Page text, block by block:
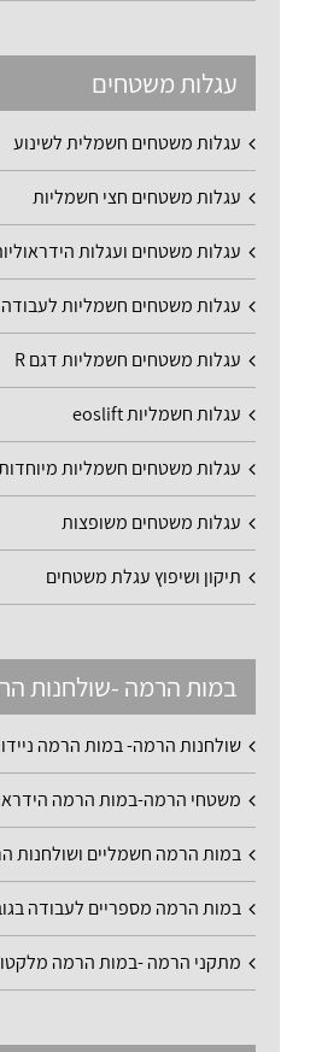
עגלות משטחים
עגלות משטחים חשמלית לשינוע
עגלות משטחים חצי חשמליות
עגלות משטחים ועגלות
עגלות משטחים חשמליות
עגלות משטחים חשמליות דגם R
עגלות חשמליות eoslift
עגלות משטחים חשמליות
עגלות משטחים משופצות
תיקון ושיפוץ עגלת משטחים
במות הרמה -שולחנות
שולחנות הרמה- במות הרמה
משטחי הרמה-במות הרמה
במות הרמה חשמליים ושולחנות
במות הרמה מספריים לעבודה
מתקני הרמה -במות הרמה